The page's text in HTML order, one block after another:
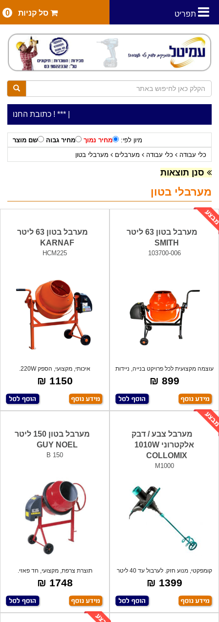
תפריט סל קניות 0
***כתובת החנות: רח' המלאכה 2, ביתן 8 (כניסה ***כלי עבודה להשכרה בתעריף יומי משתלם ! ***
מיון לפי: מחיר נמוך מחיר גבוה
שם מוצר
כלי עבודה
כלי עבודה מערבלים מערבלי בטון
סנן תוצאות
מערבלי בטון
מערבל בטון 63 ליטר
SMITH
103700-006
עוצמה מקצועית לכל פרויקט בנייה, ניידות
מ
899 ₪
מערבל בטון 63 ליטר
KARNAF
HCM225
איכותי, מקצועי, הספק 220W.
1150 ₪
מערבל צבע / דבק
אלקטרוני 1010W
COLLOMIX
M1000
קומפקטי, מנוע חזק. לערבול עד 40 ליטר
של
1399 ₪
מערבל בטון 150 ליטר
GUY NOEL
B 150
תוצרת צרפת, מקצועי, חד פאזי.
1748 ₪